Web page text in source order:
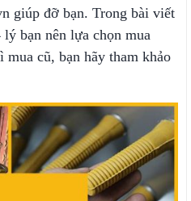
giúp đỡ bạn. Trong bài viết
bạn nên lựa chọn mua
cũ, bạn hãy tham khảo